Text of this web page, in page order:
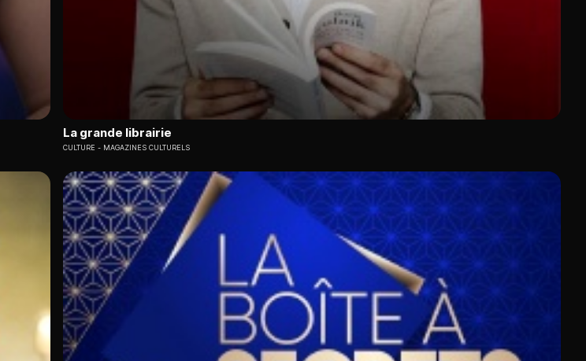
La grande librairie
CULTURE MAGAZINES CULTURELS